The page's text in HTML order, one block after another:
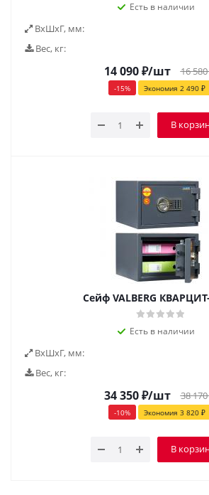
Есть в наличии
ВxШxГ, мм:
Вес, кг:
14 090₽/шт 16 580
-15% Экономия 2 490₽
В
Сейф VALBERG
Есть в наличии
ВxШxГ, мм:
Вес, кг:
34 350₽/шт 38 170
-10% Экономия 3 820₽
В